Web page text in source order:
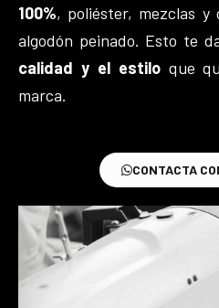
100%, poliéster, mezclas y
algodón peinado. Esto te
calidad y el estiloque
marca.
CONTACTA